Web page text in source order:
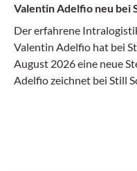
Valentin Adelfio neu bei
Der erfahrene
Valentin Adelfio hat bei
August 2026 eine neue
Adelfio zeichnet bei Still